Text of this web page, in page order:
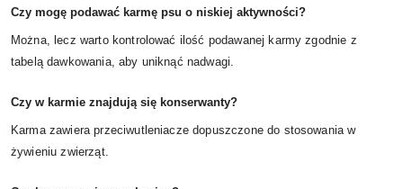
Czy mogę podawać karmę psu o niskiej aktywności?
Można, lecz warto kontrolować ilość podawanej karmy zgodnie z
tabelą dawkowania, aby uniknąć nadwagi.
Czy w karmie znajdują się konserwanty?
Karma zawiera przeciwutleniacze dopuszczone do stosowania w
żywieniu zwierząt.